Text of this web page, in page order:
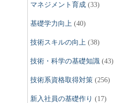
マネジメント育成 (33)
基礎学力向上 (40)
技術スキルの向上 (38)
技術・科学の基礎知識 (43)
技術系資格取得対策 (256)
新入社員の基礎作り (17)